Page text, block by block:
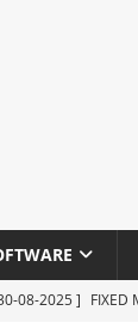
08-2025 ]